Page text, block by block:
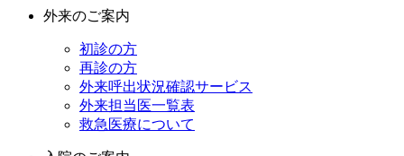
外来のご案内
初診の方
再診の方
外来呼出状況確認サービス
外来担当医一覧表
救急医療について